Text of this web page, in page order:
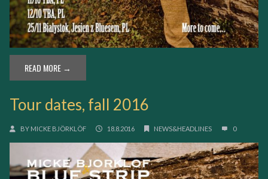
READ MORE →
Tour dates, fall 2016
BY MICKE BJÖRKLÖF 18.8.2016 NEWS&HEADLINES 0